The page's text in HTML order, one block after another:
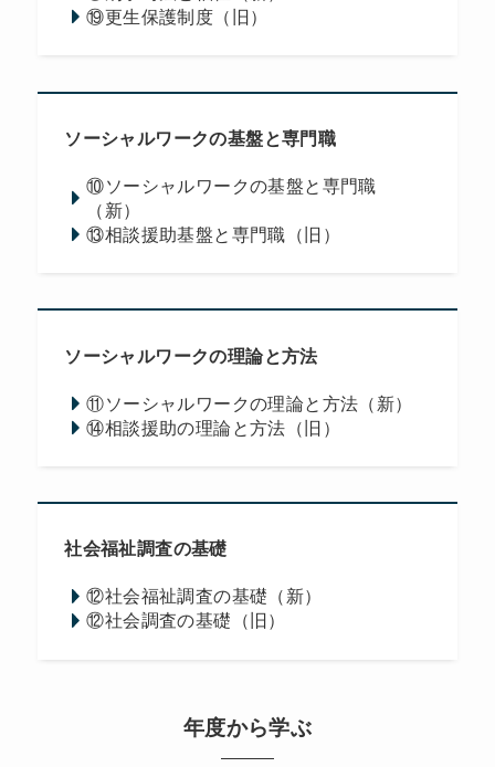
⑲更生保護制度（旧）
ソーシャルワークの基盤と専門職
⑩ソーシャルワークの基盤と専門職
（新）
⑬相談援助基盤と専門職（旧）
ソーシャルワークの理論と方法
⑪ソーシャルワークの理論と方法（新）
⑭相談援助の理論と方法（旧）
社会福祉調査の基礎
⑫社会福祉調査の基礎（新）
⑫社会調査の基礎（旧）
年度から学ぶ